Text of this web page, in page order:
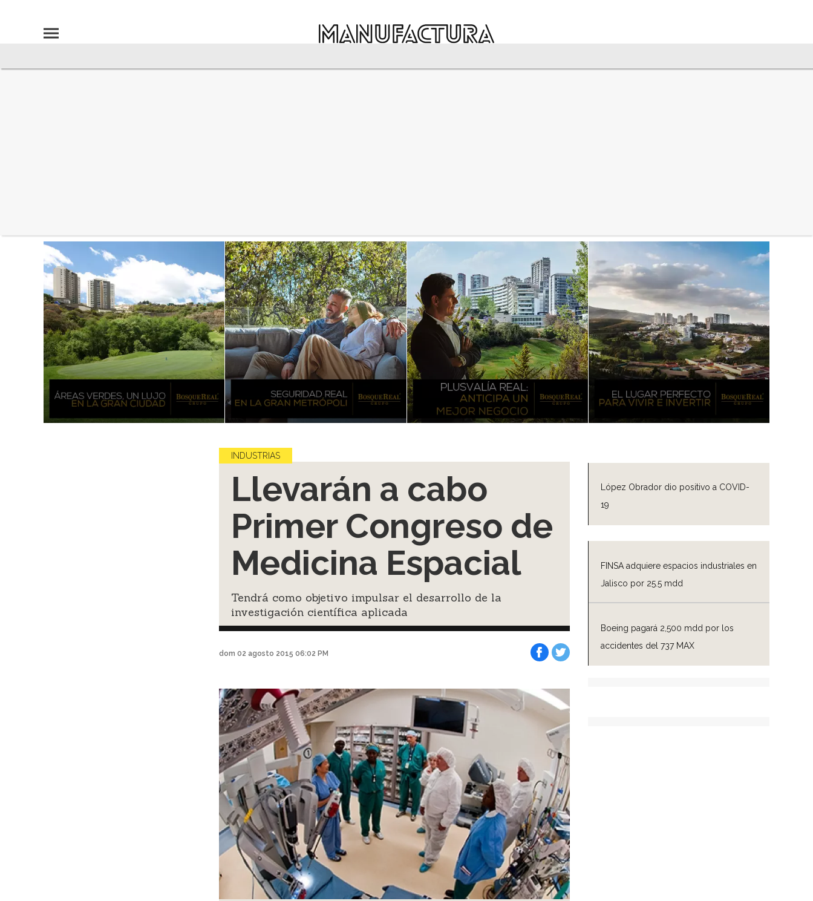
López Obrador dio positivo a COVID-
19
FINSA adquiere espacios industriales en
Jalisco por 25.5 mdd
Boeing pagará 2,500 mdd por los
accidentes del 737 MAX
INDUSTRIAS
Llevarán a cabo
Primer Congreso de
Medicina Espacial
Tendrá como objetivo impulsar el desarrollo de la
investigación científica aplicada
dom 02 agosto 2015 06:02 PM